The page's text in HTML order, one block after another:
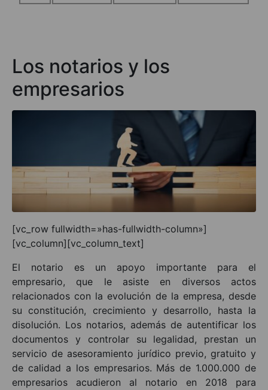
Los notarios y los
empresarios
[vc_row fullwidth=»has-fullwidth-column»]
[vc_column][vc_column_text]
El notario es un apoyo importante para el
empresario, que le asiste en diversos actos
relacionados con la evolución de la empresa, desde
su constitución, crecimiento y desarrollo, hasta la
disolución. Los notarios, además de autentificar los
documentos y controlar su legalidad, prestan un
servicio de asesoramiento jurídico previo, gratuito y
de calidad a los empresarios. Más de 1.000.000 de
empresarios acudieron al notario en 2018 para